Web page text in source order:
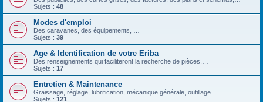
Sujets : 48
Modes d'emploi
Des caravanes, des équipements, …
Sujets : 39
Age & Identification de votre Eriba
Des renseignements qui faciliteront la recherche de pièces,…
Sujets : 17
Entretien & Maintenance
Graissage, réglage, lubrification, mécanique générale, outillage...
Sujets : 121